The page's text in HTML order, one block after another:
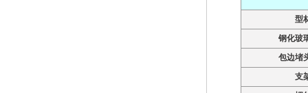
型
钢化玻
包边堵
支